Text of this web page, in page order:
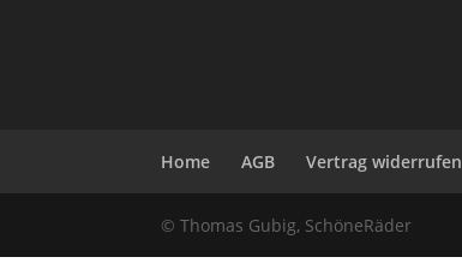
Home AGB Vertrag widerrufen
© Thomas Gubig, SchöneRäder